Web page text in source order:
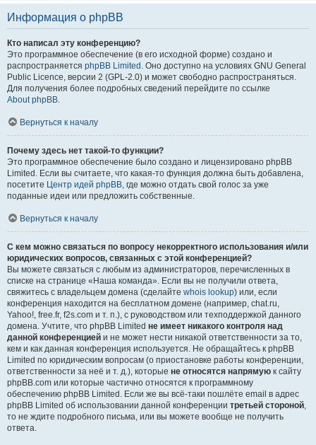
Информация о phpBB
Кто написал эту конференцию?
Это программное обеспечение (в его исходной форме) создано и
распространяется phpBB Limited . Оно доступно на условиях GNU General
Public Licence, версии 2 (GPL-2.0) и может свободно распространяться.
Для получения более подробных сведений перейдите по ссылке
About phpBB.
Вернуться к началу
Почему здесь нет такой-то функции?
Это программное обеспечение было создано и лицензировано phpBB
Limited. Если вы считаете, что какая-то функция должна быть добавлена,
посетите Центр идей phpBB, где можно отдать свой голос за уже
поданные идеи или предложить собственные.
Вернуться к началу
С кем можно связаться по вопросу некорректного использования и/или
юридических вопросов, связанных с этой конференцией?
Вы можете связаться с любым из администраторов, перечисленных в
списке на странице «Наша команда». Если вы не получили ответа,
свяжитесь с владельцем домена (сделайте whois lookup) или, если
конференция находится на бесплатном домене (например, chat.ru,
Yahoo!, free.fr, f2s.com и т. п.), с руководством или техподдержкой данного
домена. Учтите, что phpBB Limited не имеет никакого контроля над
данной конференцией и не может нести никакой ответственности за то,
кем и как данная конференция используется. Не обращайтесь к phpBB
Limited по юридическим вопросам (о приостановке работы конференции,
ответственности за неё и т. д.), которые не относятся напрямую к сайту
phpBB.com или которые частично относятся к программному
обеспечению phpBB Limited. Если же вы всё-таки пошлёте email в адрес
phpBB Limited об использовании данной конференции третьей стороной,
то не ждите подробного письма, или вы можете вообще не получить
ответа.